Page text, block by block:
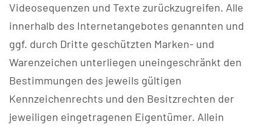
Videosequenzen und Texte zurückzugreifen. Alle
innerhalb des Internetangebotes genannten und
ggf. durch Dritte geschützten Marken- und
Warenzeichen unterliegen uneingeschränkt den
Bestimmungen des jeweils gültigen
Kennzeichenrechts und den Besitzrechten der
jeweiligen eingetragenen Eigentümer. Allein